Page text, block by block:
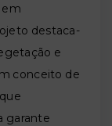
em
destaca-
e
conceito de
garante